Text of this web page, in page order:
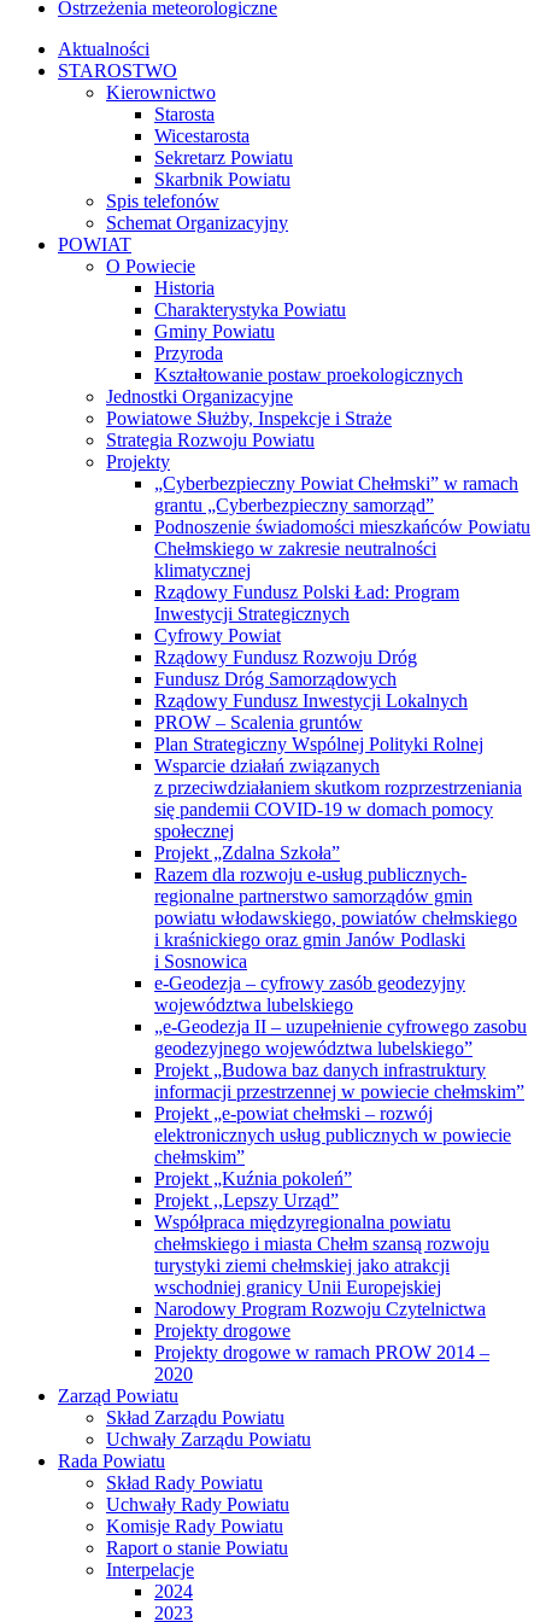
Ostrzeżenia meteorologiczne
Aktualności
STAROSTWO
Kierownictwo
Starosta
Wicestarosta
Sekretarz Powiatu
Skarbnik Powiatu
Spis telefonów
Schemat Organizacyjny
POWIAT
O Powiecie
Historia
Charakterystyka Powiatu
Gminy Powiatu
Przyroda
Kształtowanie postaw proekologicznych
Jednostki Organizacyjne
Powiatowe Służby, Inspekcje i Straże
Strategia Rozwoju Powiatu
Projekty
„Cyberbezpieczny Powiat Chełmski” w ramach
grantu „Cyberbezpieczny samorząd”
Podnoszenie świadomości mieszkańców Powiatu
Chełmskiego w zakresie neutralności
klimatycznej
Rządowy Fundusz Polski Ład: Program
Inwestycji Strategicznych
Cyfrowy Powiat
Rządowy Fundusz Rozwoju Dróg
Fundusz Dróg Samorządowych
Rządowy Fundusz Inwestycji Lokalnych
PROW – Scalenia gruntów
Plan Strategiczny Wspólnej Polityki Rolnej
Wsparcie działań związanych
z przeciwdziałaniem skutkom rozprzestrzeniania
się pandemii COVID-19 w domach pomocy
społecznej
Projekt „Zdalna Szkoła”
Razem dla rozwoju e-usług publicznych-
regionalne partnerstwo samorządów gmin
powiatu włodawskiego, powiatów chełmskiego
i kraśnickiego oraz gmin Janów Podlaski
i Sosnowica
e-Geodezja – cyfrowy zasób geodezyjny
województwa lubelskiego
„e-Geodezja II – uzupełnienie cyfrowego zasobu
geodezyjnego województwa lubelskiego”
Projekt „Budowa baz danych infrastruktury
informacji przestrzennej w powiecie chełmskim”
Projekt „e-powiat chełmski – rozwój
elektronicznych usług publicznych w powiecie
chełmskim”
Projekt „Kuźnia pokoleń”
Projekt ,,Lepszy Urząd”
Współpraca międzyregionalna powiatu
chełmskiego i miasta Chełm szansą rozwoju
turystyki ziemi chełmskiej jako atrakcji
wschodniej granicy Unii Europejskiej
Narodowy Program Rozwoju Czytelnictwa
Projekty drogowe
Projekty drogowe w ramach PROW 2014 –
2020
Zarząd Powiatu
Skład Zarządu Powiatu
Uchwały Zarządu Powiatu
Rada Powiatu
Skład Rady Powiatu
Uchwały Rady Powiatu
Komisje Rady Powiatu
Raport o stanie Powiatu
Interpelacje
2024
2023